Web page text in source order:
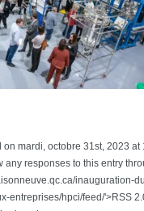
on mardi, octobre 31st, 2023 at
any responses to this entry
inauguration-
entreprises/hpci/feed/'>RSS